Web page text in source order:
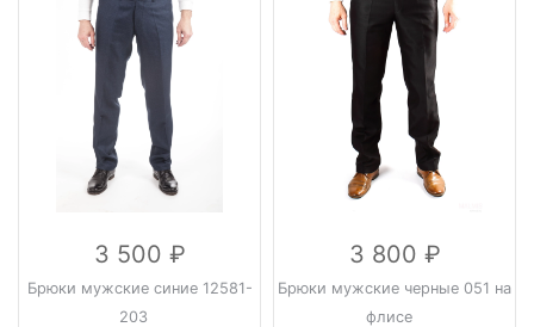
3 500
Брюки мужские синие 12581-
203
3 800
Брюки мужские черные 051 на
флисе